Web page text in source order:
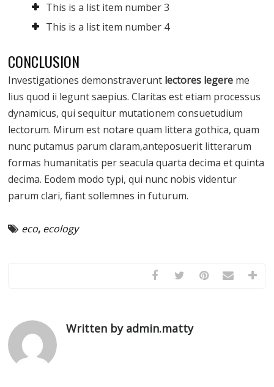
This is a list item number 3
This is a list item number 4
CONCLUSION
Investigationes demonstraverunt lectores legere me
lius quod ii legunt saepius. Claritas est etiam processus
dynamicus, qui sequitur mutationem consuetudium
lectorum. Mirum est notare quam littera gothica, quam
nunc putamus parum claram,anteposuerit litterarum
formas humanitatis per seacula quarta decima et quinta
decima. Eodem modo typi, qui nunc nobis videntur
parum clari, fiant sollemnes in futurum.
eco, ecology
Written by admin.matty